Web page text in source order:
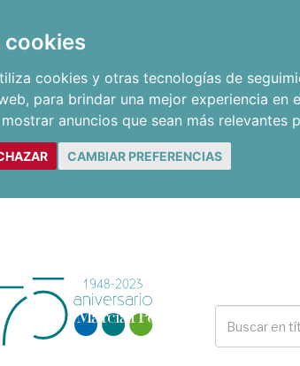
cookies
cookies y otras tecnologías de
, para brindar una mejor experiencia en
anuncios que sean más relevantes
CAMBIAR PREFERENCIAS